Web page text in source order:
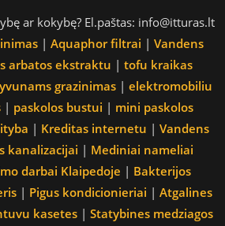
ar kokybę? El.paštas: info@itturas.lt
| Aquaphor filtrai | Vandens
arbatos ekstraktu | tofu kraikas
grazinimas | elektromobiliu
| paskolos bustui | mini paskolos
| Kreditas internetu | Vandens
kanalizacijai | Mediniai nameliai
darbai Klaipedoje | Bakterijos
| Pigus kondicionieriai | Atgalines
kasetes| Statybines medziagos